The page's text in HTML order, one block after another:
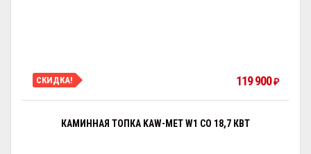
СКИДКА! 119 900₽
КАМИННАЯ ТОПКА KAW-MET W1 CO 18,7 КВТ